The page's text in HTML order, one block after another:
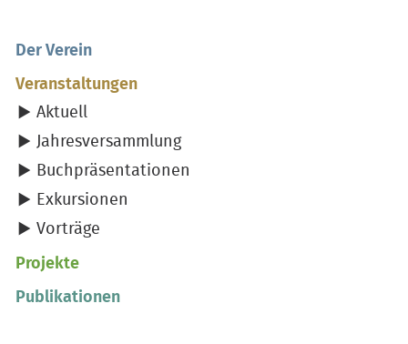
Der Verein
Veranstaltungen
Aktuell
Jahresversammlung
Buchpräsentationen
Exkursionen
Vorträge
Projekte
Publikationen